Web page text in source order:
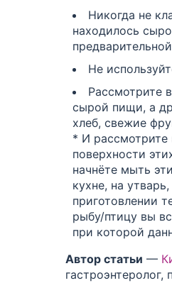
Никогда не
находилось
Не
Рассмотрите
сырой пищи, а
хлеб, свежие
* И рассмотрите
поверхности
начнёте мыть
кухне, на
приготовлении
рыбу/птицу вы
при которой
Автор статьи —
гастроэнтеролог,